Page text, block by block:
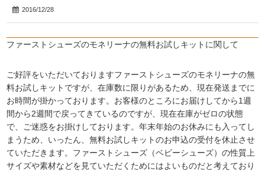
2016/12/28
ファーストシューズのモネリーナの無料お試しキットに関して
ご好評をいただいておりますファーストシューズのモネリーナの無
料お試しキットですが、在庫数に限りがあるため、現在発送までに
お時間が掛かっております。お客様のところにお届けしてから1週
間から2週間で戻ってきているのですが、現在在庫がゼロの状態
で、ご迷惑をお掛けしております。年末年始のお休みにも入ってし
まうため、いったん、無料お試しキットのお申込の受付を休止させ
ていただきます。ファーストシューズ（ベビーシューズ）の性質上
サイズや素材などを見ていただくためにはよいものだと考えており